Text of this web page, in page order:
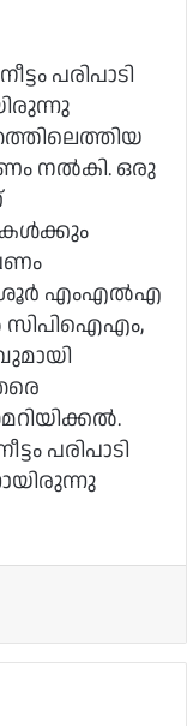
പരിപാടി
നല്‍കി. ഒരു
എംഎല്‍എ
സിപിഐഎം,
പരിപാടി